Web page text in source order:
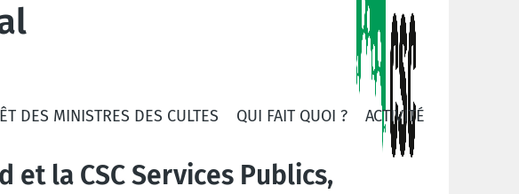
DES MINISTRES DES CULTES QUI FAIT QUOI ? ACTIVITÉS
et la CSC Services Publics,